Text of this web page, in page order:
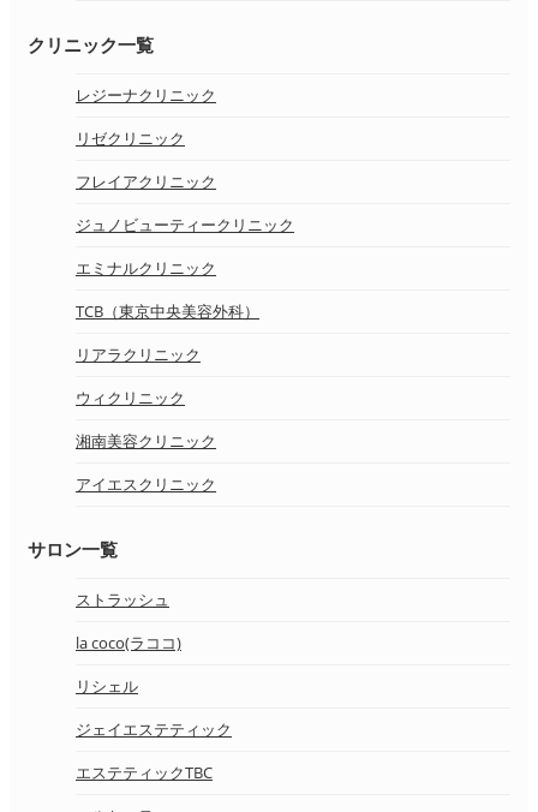
クリニック一覧
レジーナクリニック
リゼクリニック
フレイアクリニック
ジュノビューティークリニック
エミナルクリニック
TCB（東京中央美容外科）
リアラクリニック
ウィクリニック
湘南美容クリニック
アイエスクリニック
サロン一覧
ストラッシュ
la coco(ラココ)
リシェル
ジェイエステティック
エステティックTBC